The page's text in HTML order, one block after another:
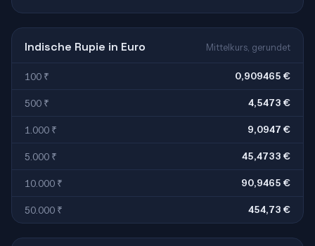
Indische Rupie in Euro Mittelkurs, gerundet
100 ₹ 0,909465 €
500 ₹ 4,5473 €
1.000 ₹ 9,0947 €
5.000 ₹ 45,4733 €
10.000 ₹ 90,9465 €
50.000 ₹ 454,73 €